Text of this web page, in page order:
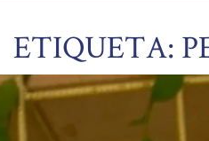
ETIQUETA: